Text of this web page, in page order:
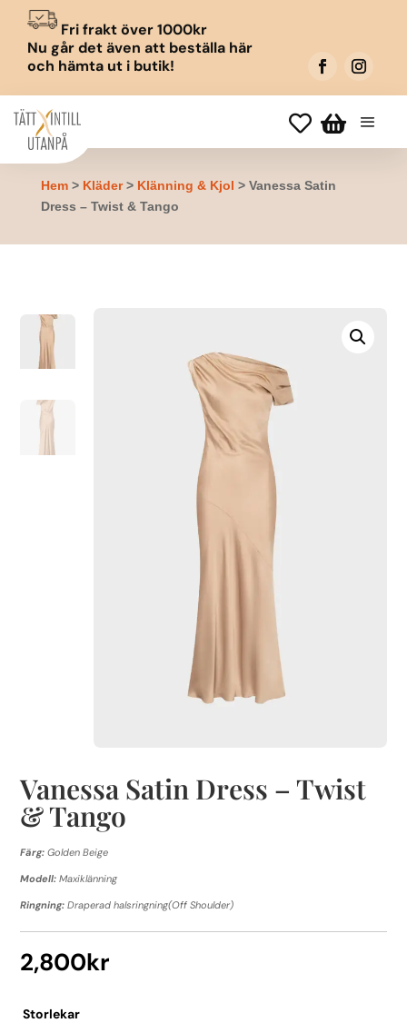
Fri frakt över 1000kr
Nu går det även att beställa här
och hämta ut i butik!
 
Hem> Kläder> Klänning & Kjol > Vanessa Satin
Dress – Twist & Tango
Vanessa Satin Dress – Twist
& Tango
Färg: Golden Beige
Modell: Maxiklänning
Ringning:Draperad halsringning(Off Shoulder)
2,800kr
Storlekar